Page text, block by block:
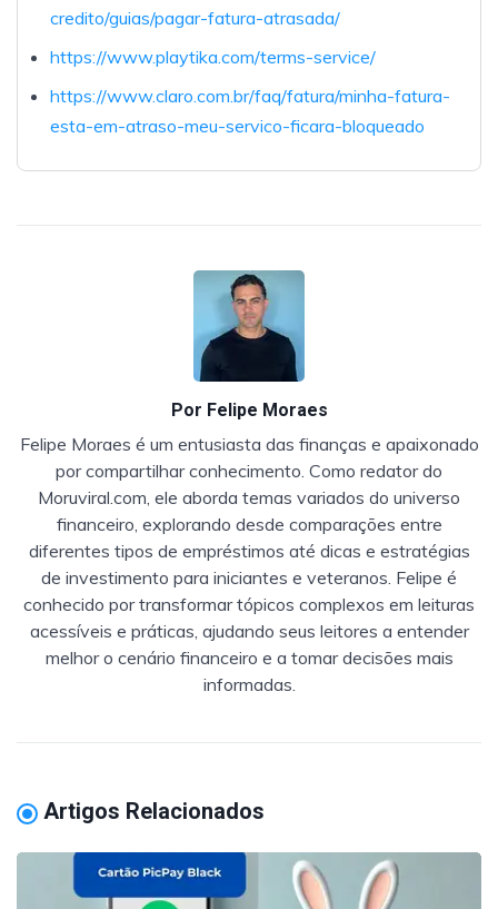
credito/guias/pagar-fatura-atrasada/
https://www.playtika.com/terms-service/
https://www.claro.com.br/faq/fatura/minha-fatura-
esta-em-atraso-meu-servico-ficara-bloqueado
Por Felipe Moraes
Felipe Moraes é um entusiasta das finanças e apaixonado
por compartilhar conhecimento. Como redator do
Moruviral.com, ele aborda temas variados do universo
financeiro, explorando desde comparações entre
diferentes tipos de empréstimos até dicas e estratégias
de investimento para iniciantes e veteranos. Felipe é
conhecido por transformar tópicos complexos em leituras
acessíveis e práticas, ajudando seus leitores a entender
melhor o cenário financeiro e a tomar decisões mais
informadas.
Artigos Relacionados